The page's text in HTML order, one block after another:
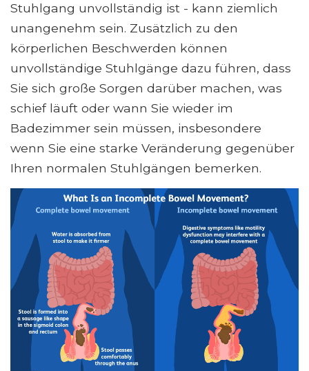
Stuhlgang unvollständig ist - kann ziemlich
unangenehm sein. Zusätzlich zu den
körperlichen Beschwerden können
unvollständige Stuhlgänge dazu führen, dass
Sie sich große Sorgen darüber machen, was
schief läuft oder wann Sie wieder im
Badezimmer sein müssen, insbesondere
wenn Sie eine starke Veränderung gegenüber
Ihren normalen Stuhlgängen bemerken.